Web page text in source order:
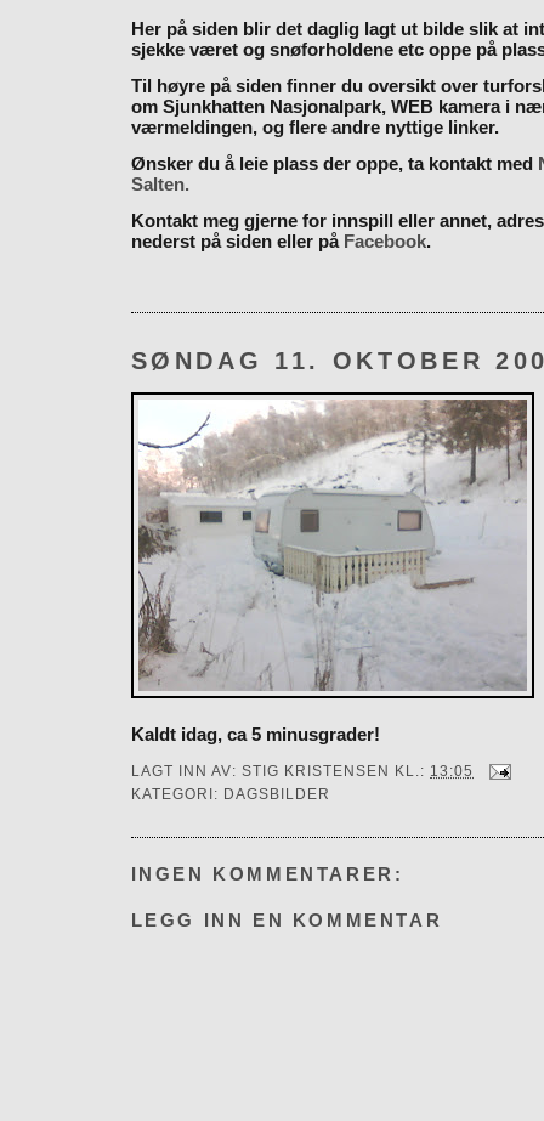
Her på siden blir det daglig lagt ut bilde slik at
sjekke været og snøforholdene etc oppe på
Til høyre på siden finner du oversikt over
om Sjunkhatten Nasjonalpark, WEB kamera i
værmeldingen, og flere andre nyttige linker.
Ønsker du å leie plass der oppe, ta kontakt med
Salten.
Kontakt meg gjerne for innspill eller annet,
nederst på siden eller på Facebook.
SØNDAG 11. OKTOBER
Kaldt idag, ca 5 minusgrader!
LAGT INN AV: STIG KRISTENSEN KL.: 13:05
KATEGORI: DAGSBILDER
INGEN KOMMENTARER:
LEGG INN EN KOMMENTAR